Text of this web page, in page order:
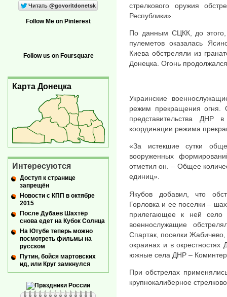
стрелкового оружия
Республики».
По данным СЦКК, до
пулеметов оказалась
Киева обстреляли из
Донецка. Огонь
Украинские
режим прекращения огня.
представительства
координации режима
«За истекшие сутки
вооруженных
отметил он. – Общее
единиц».
Якубов добавил, что
Горловка и ее поселки –
прилегающее к ней село
военнослужащие
Спартак, поселки
окраинах и в
южные села ДНР –
При обстрелах
крупнокалиберное
Follow Me on Pinterest
Follow us on Foursquare
Карта Донецка
Интересуются
Доступ к странице
запрещён
Новости с КПП в октябре
2015
После Дубаев Шахтёр
снова едет на Кубок Солнца
На Ютубе теперь можно
посмотреть фильмы на
русском
Путин, бойся мартовских
ид, или Круг замкнулся